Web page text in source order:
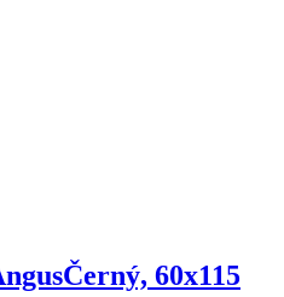
Černý, 60x115